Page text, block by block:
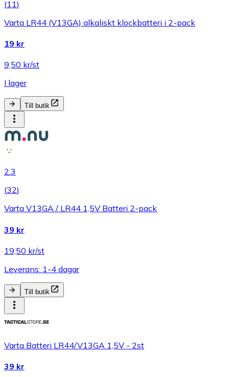
(11)
Varta LR44 (V13GA) alkaliskt klockbatteri i 2-pack
19 kr
9,50 kr/st
I lager
Till butik
2.3
(32)
Varta V13GA / LR44 1,5V Batteri 2-pack
39 kr
19,50 kr/st
Leverans: 1-4 dagar
Till butik
Varta Batteri LR44/V13GA 1,5V - 2st
39 kr